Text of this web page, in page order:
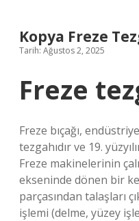
Kopya Freze
Tarih: Ağustos 2, 2025
Freze
Freze bıçağı,
tezgahıdır ve 19.
Freze makinelerinin
ekseninde dönen bir
parçasından talaşları
işlemi (delme, yüzey